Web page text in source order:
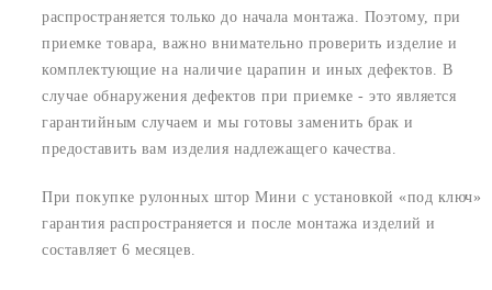
распространяется только до начала монтажа. Поэтому, при
приемке товара, важно внимательно проверить изделие и
комплектующие на наличие царапин и иных дефектов. В
случае обнаружения дефектов при приемке - это является
гарантийным случаем и мы готовы заменить брак и
предоставить вам изделия надлежащего качества.
При покупке рулонных штор Мини с установкой «под ключ»
гарантия распространяется и после монтажа изделий и
составляет 6 месяцев.